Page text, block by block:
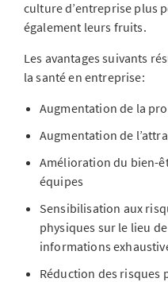
culture d’entreprise plus
également leurs fruits.
Les avantages suivants
la santé en entreprise:
Augmentation de la
Augmentation de
Amélioration du bien-
équipes
Sensibilisation aux
physiques sur le lieu
informations
Réduction des risques